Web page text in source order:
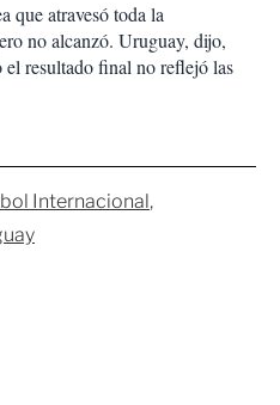
que atravesó toda la
no alcanzó. Uruguay, dijo,
resultado final no reflejó las
Internacional